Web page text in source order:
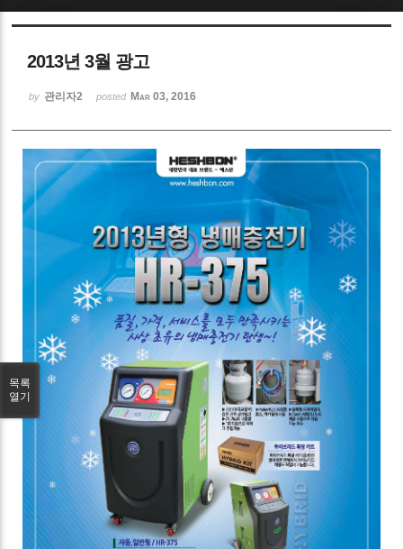
2013년 3월 광고
by 관리자2 posted Mar 03, 2016
목록
열기
Sketchbook5, 스케치북5
Sketchbook5, 스케치북5